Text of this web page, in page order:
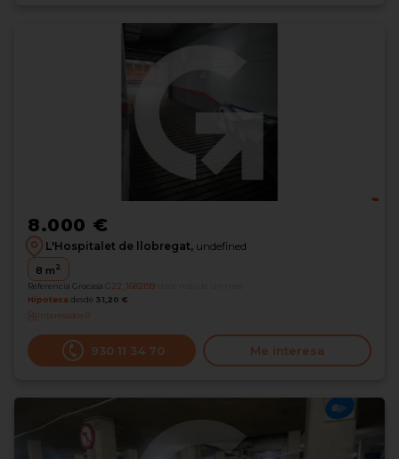
8.000 €
L'Hospitalet de llobregat, undefined
8 m2
Referencia Grocasa G22_1682199
Hipoteca desde 31,20 €
Interesados0
930 11 34 70 Me interesa